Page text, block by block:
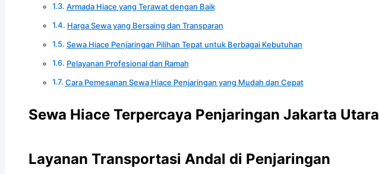
Armada Hiace yang Terawat dengan Baik
Harga Sewa yang Bersaing dan Transparan
Sewa Hiace Penjaringan Pilihan Tepat untuk Berbagai Kebutuhan
Pelayanan Profesional dan Ramah
Cara Pemesanan Sewa Hiace Penjaringan yang Mudah dan Cepat
Sewa Hiace Terpercaya Penjaringan Jakarta Utara
Layanan Transportasi Andal di Penjaringan